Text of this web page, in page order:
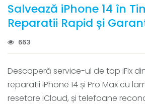
Salvează iPhone 14 în
Reparatii Rapid și
663
Descoperă service-ul de top iFix
reparatii iPhone 14 și Pro Max cu
resetare iCloud, și telefoane